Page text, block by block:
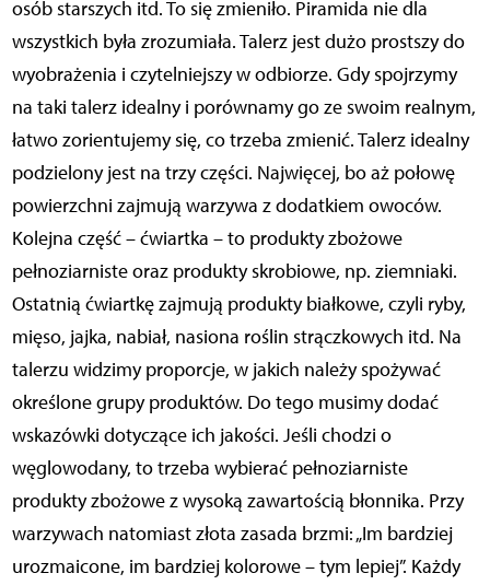
osób starszych itd. To się zmieniło. Piramida nie dla
wszystkich była zrozumiała. Talerz jest dużo prostszy do
wyobrażenia i czytelniejszy w odbiorze. Gdy spojrzymy
na taki talerz idealny i porównamy go ze swoim realnym,
łatwo zorientujemy się, co trzeba zmienić. Talerz idealny
podzielony jest na trzy części. Najwięcej, bo aż połowę
powierzchni zajmują warzywa z dodatkiem owoców.
Kolejna część – ćwiartka – to produkty zbożowe
pełnoziarniste oraz produkty skrobiowe, np. ziemniaki.
Ostatnią ćwiartkę zajmują produkty białkowe, czyli ryby,
mięso, jajka, nabiał, nasiona roślin strączkowych itd. Na
talerzu widzimy proporcje, w jakich należy spożywać
określone grupy produktów. Do tego musimy dodać
wskazówki dotyczące ich jakości. Jeśli chodzi o
węglowodany, to trzeba wybierać pełnoziarniste
produkty zbożowe z wysoką zawartością błonnika. Przy
warzywach natomiast złota zasada brzmi: „Im bardziej
urozmaicone, im bardziej kolorowe – tym lepiej”. Każdy